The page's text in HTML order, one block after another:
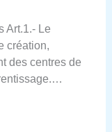
Art.1.‐ Le
création,
des centres de